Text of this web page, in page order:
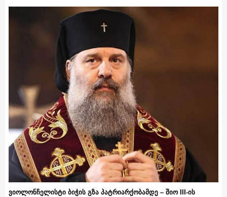
ვიოლონჩელისტი ბიჭის გზა პატრიარქობამდე – შიო III-ის